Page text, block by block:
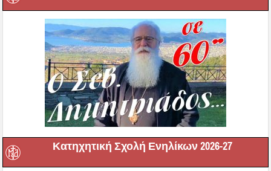
Κατηχητική Σχολή Ενηλίκων 2026-27